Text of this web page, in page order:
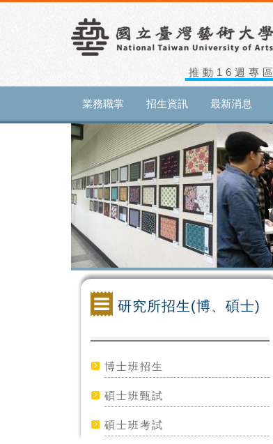
推動16週專區
業務職掌 招生資訊 最新消息
研究所招生(博、碩士)
博士班招生
碩士班甄試
碩士班考試